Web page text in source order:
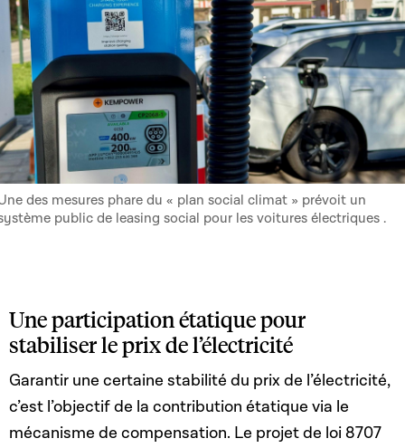
des mesures phare du « plan social climat » prévoit un
public de leasing social pour les voitures électriques .
Une participation étatique pour
stabiliser le prix de l’électricité
Garantir une certaine stabilité du prix de l’électricité,
c’est l’objectif de la contribution étatique via le
mécanisme de compensation. Le projet de loi 8707